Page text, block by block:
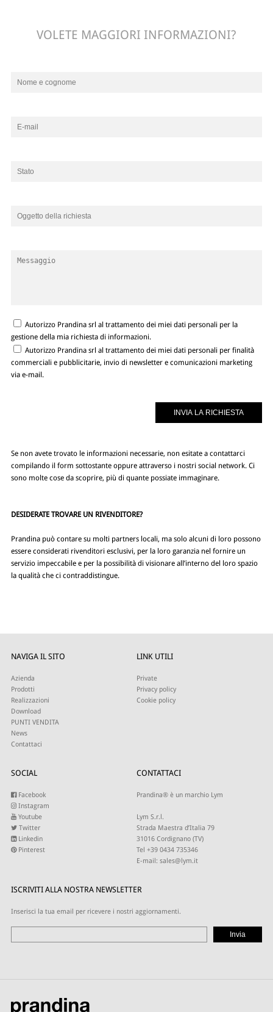
VOLETE MAGGIORI INFORMAZIONI?
Autorizzo Prandina srl al trattamento dei miei dati personali per la
gestione della mia richiesta di informazioni.
Autorizzo Prandina srl al trattamento dei miei dati personali per finalità
commerciali e pubblicitarie, invio di newsletter e comunicazioni marketing
via e-mail.
Se non avete trovato le informazioni necessarie, non esitate a contattarci
compilando il form sottostante oppure attraverso i nostri social network. Ci
sono molte cose da scoprire, più di quante possiate immaginare.
DESIDERATE TROVARE UN RIVENDITORE?
Prandina può contare su molti partners locali, ma solo alcuni di loro possono
essere considerati rivenditori esclusivi, per la loro garanzia nel fornire un
servizio impeccabile e per la possibilità di visionare all’interno del loro spazio
la qualità che ci contraddistingue.
NAVIGA IL SITO
Azienda
Prodotti
Realizzazioni
Download
PUNTI VENDITA
News
Contattaci
LINK UTILI
Private
Privacy policy
Cookie policy
SOCIAL
Facebook
Instagram
Youtube
Twitter
Linkedin
Pinterest
CONTATTACI
Prandina® è un marchio Lym
Lym S.r.l.
Strada Maestra d’Italia 79
31016 Cordignano (TV)
Tel +39 0434 735346
E-mail: sales@lym.it
ISCRIVITI ALLA NOSTRA NEWSLETTER
Inserisci la tua email per ricevere i nostri aggiornamenti.